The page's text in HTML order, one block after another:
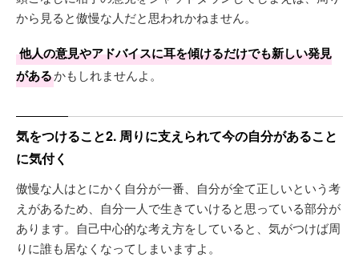
から見ると傲慢な人だと思われかねません。
他人の意見やアドバイスに耳を傾けるだけでも新しい発見
があるかもしれませんよ。
気をつけること2. 周りに支えられて今の自分があること
に気付く
傲慢な人はとにかく自分が一番、自分が全て正しいという考
えがあるため、自分一人で生きていけると思っている部分が
あります。自己中心的な考え方をしていると、気がつけば周
りに誰も居なくなってしまいますよ。